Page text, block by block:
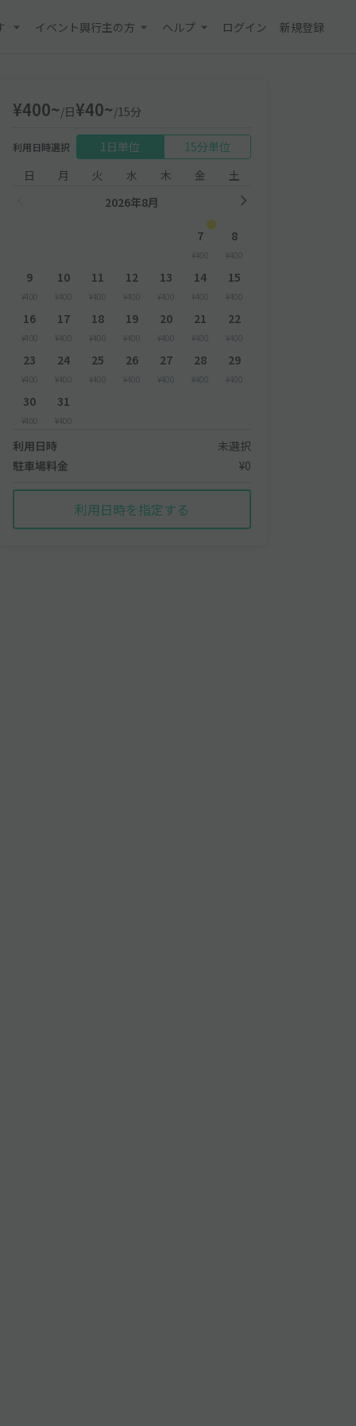
イベント興行主の方 ヘルプ ログイン 新規登録
¥400~/日¥40~/15分
利用日時選択 1日単位
15分単位
日
月 火 水 木 金
土
2026年8月
7
¥400
8
¥400
9
¥400
10
¥400
11
¥400
12
¥400
13
¥400
14
¥400
15
¥400
16
¥400
17
¥400
18
¥400
19
¥400
20
¥400
21
¥400
22
¥400
23
¥400
24
¥400
25
¥400
26
¥400
27
¥400
28
¥400
29
¥400
30
¥400
31
¥400
利用日時
未選択
駐車場料金
¥0
利用日時を指定する